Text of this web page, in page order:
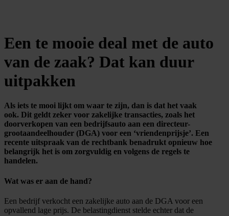
Een te mooie deal met de auto
van de zaak? Dat kan duur
uitpakken
Als iets te mooi lijkt om waar te zijn, dan is dat het vaak
ook. Dit geldt zeker voor zakelijke transacties, zoals het
doorverkopen van een bedrijfsauto aan een directeur-
grootaandeelhouder (DGA) voor een ‘vriendenprijsje’. Een
recente uitspraak van de rechtbank benadrukt opnieuw hoe
belangrijk het is om zorgvuldig en volgens de regels te
handelen.
Wat was er aan de hand?
Een bedrijf verkocht een zakelijke auto aan de DGA voor een
opvallend lage prijs. De belastingdienst stelde echter dat de